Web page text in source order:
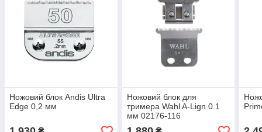
Ножовий блок Andis Ultra
Edge 0,2 мм
Ножовий блок для
тримера Wahl A-Lign 0.1
мм 02176-116